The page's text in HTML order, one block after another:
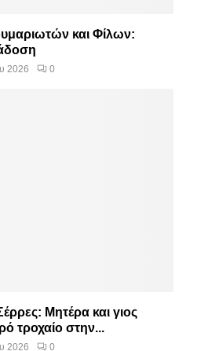
και Φίλων:
2026 0
Μητέρα και γιος
τροχαίο στην...
2026 0